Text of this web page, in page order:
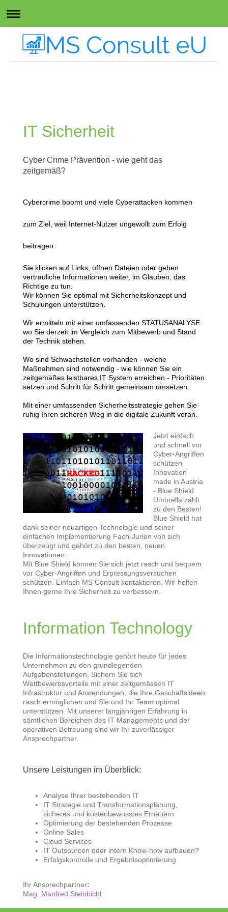
IT Sicherheit
Cyber Crime Prävention - wie geht das
zeitgemäß?
Cybercrime boomt und viele Cyberattacken kommen
zum Ziel, weil Internet-Nutzer ungewollt zum Erfolg
beitragen:
Sie klicken auf Links, öffnen Dateien oder geben
vertrauliche Informationen weiter, im Glauben, das
Richtige zu tun.
Wir können Sie optimal mit Sicherheitskonzept und
Schulungen unterstützen.
Wir ermitteln mit einer umfassenden STATUSANALYSE
wo Sie derzeit im Vergleich zum Mitbewerb und Stand
der Technik stehen.
Wo sind Schwachstellen vorhanden - welche
Maßnahmen sind notwendig - wie können Sie ein
zeitgemäßes leistbares IT System erreichen - Prioritäten
setzen und Schritt für Schritt gemeinsam umsetzen.
Mit einer umfassenden Sicherheitsstrategie gehen Sie
ruhig Ihren sicheren Weg in die digitale Zukunft voran.
Jetzt einfach
und schnell vor
Cyber-Angriffen
schützen
Innovation
made in Austria
- Blue Shield
Umbrella zählt
zu den Besten!
Blue Shield hat
dank seiner neuartigen Technologie und seiner
einfachen Implementierung Fach-Jurien von sich
überzeugt und gehört zu den besten, neuen
Innovationen.
Mit Blue Shield können Sie sich jetzt rasch und bequem
vor Cyber-Angriffen und Erpressungsversuchen
schützen. Einfach MS Consult kontaktieren. Wir helfen
Ihnen gerne Ihre Sicherheit zu verbessern.
Information Technology
Die Informationstechnologie gehört heute für jedes
Unternehmen zu den grundlegenden
Aufgabenstellungen. Sichern Sie sich
Wettbewerbsvorteile mit einer zeitgemässen IT
Infrastruktur und Anwendungen, die Ihre Geschäftsideen
rasch ermöglichen und Sie und Ihr Team optimal
unterstützen. Mit unserer langjährigen Erfahrung in
sämtlichen Bereichen des IT Managements und der
operativen Betreuung sind wir Ihr zuverlässiger
Ansprechpartner.
Unsere Leistungen im Überblick:
Analyse Ihrer bestehenden IT
IT Strategie und Transformationsplanung,
sicheres und kostenbewusstes Erneuern
Optimierung der bestehenden Prozesse
Online Sales
Cloud Services
IT Outsourcen oder intern Know-how aufbauen?
Erfolgskontrolle und Ergebnisoptimierung
Ihr Ansprechpartner:
Mag. Manfred Steinbichl